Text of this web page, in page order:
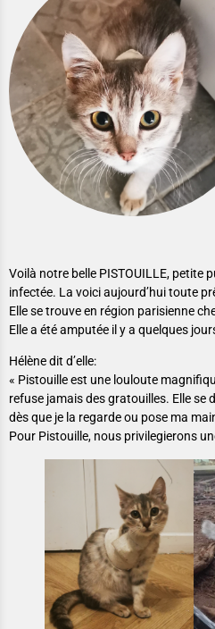
Voilà notre belle PISTOUILLE, petite
infectée. La voici aujourd’hui toute
Elle se trouve en région parisienne
Elle a été amputée il y a quelques
Hélène dit d’elle:
« Pistouille est une louloute
refuse jamais des gratouilles. Elle
dès que je la regarde ou pose ma
Pour Pistouille, nous privilegierons